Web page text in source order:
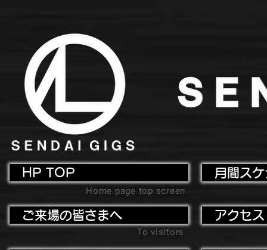
HP TOP
Home page top screen
ご来場の皆さまへ
To visitors
月間ス
アクセ